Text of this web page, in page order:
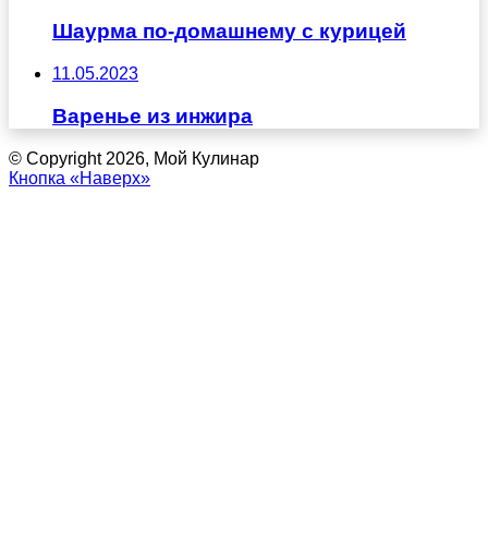
Шаурма по-домашнему с курицей
11.05.2023
Варенье из инжира
© Copyright 2026, Мой Кулинар
Кнопка «Наверх»